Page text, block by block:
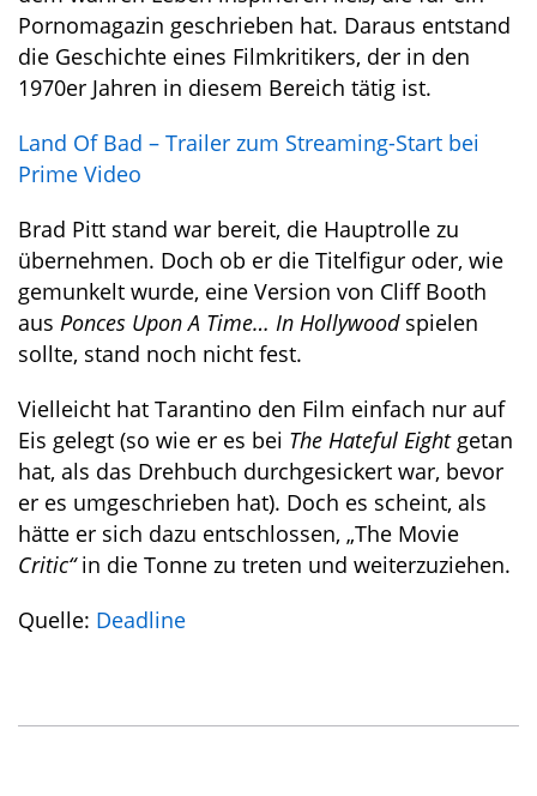
Pornomagazin geschrieben hat. Daraus entstand
die Geschichte eines Filmkritikers, der in den
1970er Jahren in diesem Bereich tätig ist.
Land Of Bad – Trailer zum Streaming-Start bei
Prime Video
Brad Pitt stand war bereit, die Hauptrolle zu
übernehmen. Doch ob er die Titelfigur oder, wie
gemunkelt wurde, eine Version von Cliff Booth
aus Ponces Upon A Time… In Hollywoodspielen
sollte, stand noch nicht fest.
Vielleicht hat Tarantino den Film einfach nur auf
Eis gelegt (so wie er es bei The Hateful Eightgetan
hat, als das Drehbuch durchgesickert war, bevor
er es umgeschrieben hat). Doch es scheint, als
hätte er sich dazu entschlossen, „The Movie
Critic“in die Tonne zu treten und weiterzuziehen.
Quelle: Deadline